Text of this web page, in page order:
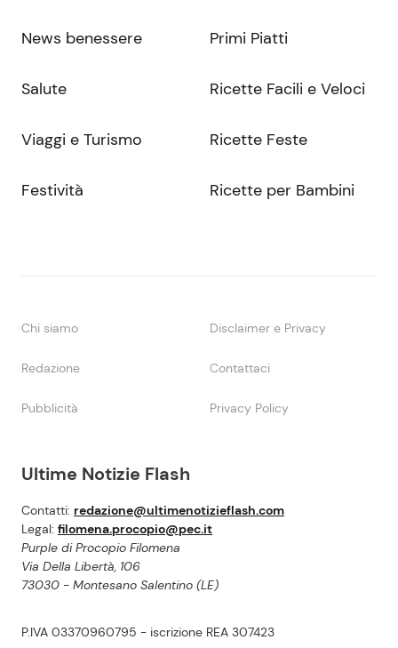
Ultime Notizie Flash
Contatti: redazione@ultimenotizieflash.com
Legal: filomena.procopio@pec.it
Purple di Procopio Filomena
Via Della Libertà, 106
73030 - Montesano Salentino (LE)
P.IVA 03370960795 - iscrizione REA 307423
News benessere
Salute
Viaggi e Turismo
Festività
Primi Piatti
Ricette Facili e Veloci
Ricette Feste
Ricette per Bambini
Chi siamo Disclaimer e Privacy
Redazione Contattaci
Pubblicità Privacy Policy